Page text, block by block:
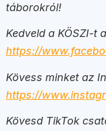
táborokról!
Kedveld a KÖSZI-t
https://
Kövess minket az
https://
Kövesd TikTok